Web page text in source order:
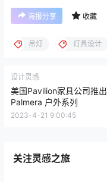
海报分享 收藏
吊灯 灯具设计
设计灵感
美国Pavilion家具公司推出
Palmera 户外系列
2023-4-21 9:00:45
关注灵感之旅